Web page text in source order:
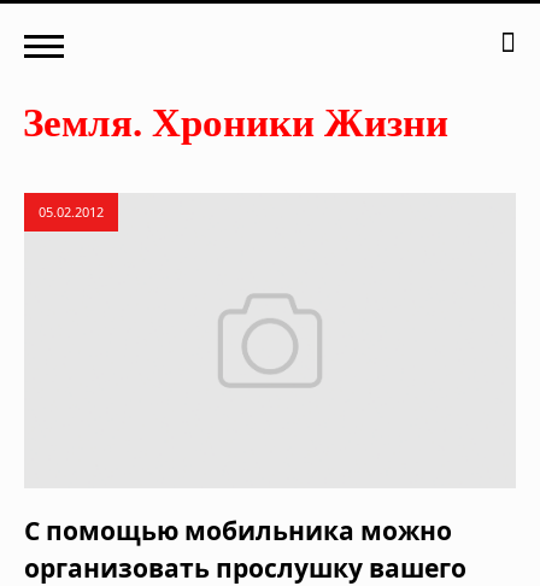
05.02.2012
С помощью мобильника можно
организовать прослушку вашего